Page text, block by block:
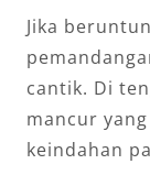
Jika
cantik. Di
mancur
keindahan